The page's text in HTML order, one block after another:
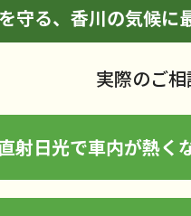
守る、香川の気候に
実際のご
射日光で車内が熱く